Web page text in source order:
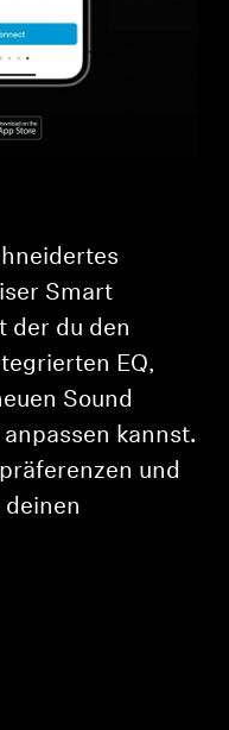
Smart
der du den
EQ,
Sound
kannst.
und